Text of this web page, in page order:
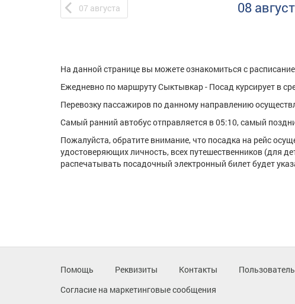
07 августа 08
На данной странице вы можете ознакомиться с
Ежедневно по маршруту Сыктывкар - Посад курсирует в
Перевозку пассажиров по данному направлению
Самый ранний автобус отправляется в 05:10, самый
Пожалуйста, обратите внимание, что посадка на рейс
удостоверяющих личность, всех путешественников (для
распечатывать посадочный электронный билет будет
Помощь Реквизиты Контакты
Согласие на маркетинговые сообщения